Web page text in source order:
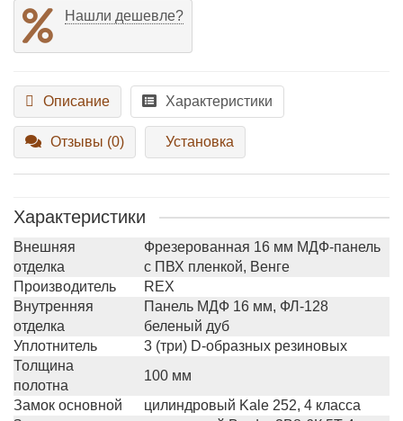
Нашли дешевле?
Описание Характеристики
Отзывы (0) Установка
Характеристики
Внешняя
отделка
Фрезерованная 16 мм МДФ-панель
с ПВХ пленкой, Венге
Производитель
REX
Внутренняя
отделка
Панель МДФ 16 мм, ФЛ-128
беленый дуб
Уплотнитель
3 (три) D-образных резиновых
Толщина
полотна
100 мм
Замок основной
цилиндровый Kale 252, 4 класса